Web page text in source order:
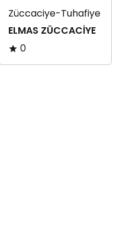
Züccaciye-Tuhafiye
ELMAS ZÜCCACİYE
0